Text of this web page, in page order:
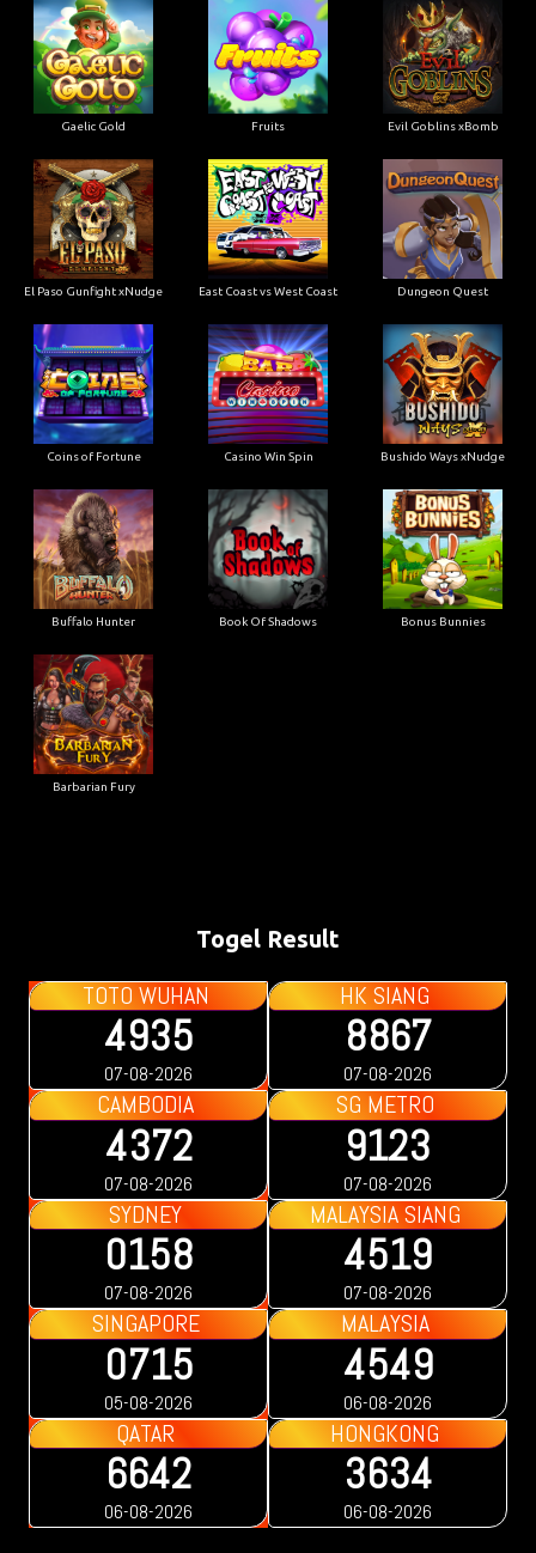
Gaelic Gold Fruits Evil Goblins xBomb
El Paso Gunfight xNudge East Coast vs West Coast Dungeon Quest
Coins of Fortune Casino Win Spin Bushido Ways xNudge
Buffalo Hunter Book Of Shadows Bonus Bunnies
Barbarian Fury
Togel Result
TOTO WUHAN
4935
07-08-2026
HK SIANG
8867
07-08-2026
CAMBODIA
4372
07-08-2026
SG METRO
9123
07-08-2026
SYDNEY
0158
07-08-2026
MALAYSIA SIANG
4519
07-08-2026
SINGAPORE
0715
05-08-2026
MALAYSIA
4549
06-08-2026
QATAR
6642
06-08-2026
HONGKONG
3634
06-08-2026